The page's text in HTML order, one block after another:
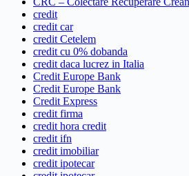
credit
credit car
credit Cetelem
credit cu 0% dobanda
credit daca lucrez in Italia
Credit Europe Bank
Credit Europe Bank
Credit Express
credit firma
credit hora credit
credit ifn
credit imobiliar
credit ipotecar